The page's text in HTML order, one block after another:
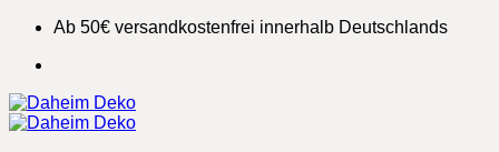
Zum
springen
Ab 50€ versandkostenfrei innerhalb Deutschlands